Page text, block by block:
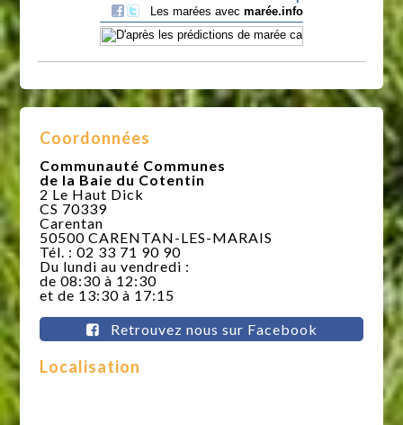
Coordonnées
Communauté Communes
de la Baie du Cotentin
2 Le Haut Dick
CS 70339
Carentan
50500 CARENTAN-LES-MARAIS
Tél. : 02 33 71 90 90
Du lundi au vendredi :
de 08:30 à 12:30
et de 13:30 à 17:15
Retrouvez nous sur Facebook
Localisation